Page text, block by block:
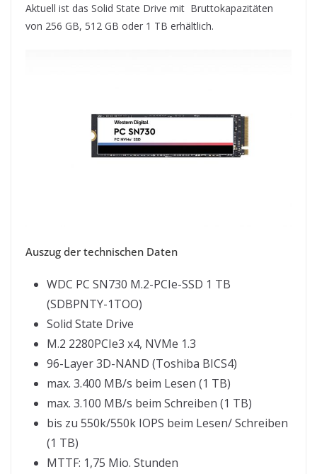
Aktuell ist das Solid State Drive mit Bruttokapazitäten
von 256 GB, 512 GB oder 1 TB erhältlich.
Auszug der technischen Daten
WDC PC SN730 M.2-PCIe-SSD 1 TB
(SDBPNTY-1TOO)
Solid State Drive
M.2 2280PCIe3 x4, NVMe 1.3
96-Layer 3D-NAND (Toshiba BICS4)
max. 3.400 MB/s beim Lesen (1 TB)
max. 3.100 MB/s beim Schreiben (1 TB)
bis zu 550k/​550k IOPS beim Lesen/ Schreiben
(1 TB)
MTTF: 1,75 Mio. Stunden